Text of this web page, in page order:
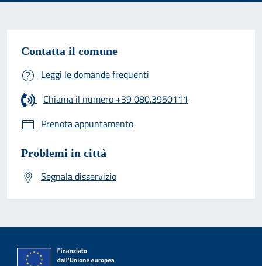
Contatta il comune
Leggi le domande frequenti
Chiama il numero +39 080.3950111
Prenota appuntamento
Problemi in città
Segnala disservizio